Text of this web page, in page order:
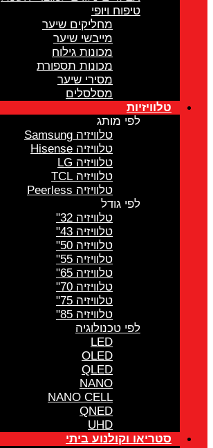
טיפוח ויופי
מחליקים שיער
מייבשי שיער
מכונות גילוח
מכונות תספורת
מסירי שיער
מסלסלים
טלוויזיות
לפי מותג
טלוויזיה Samsung
טלוויזיה Hisense
טלוויזיה LG
טלוויזיה TCL
טלוויזיה Peerless
לפי גודל
טלוויזיה 32"
טלוויזיה 43"
טלוויזיה 50"
טלוויזיה 55"
טלוויזיה 65"
טלוויזיה 70"
טלוויזיה 75"
טלוויזיה 85"
לפי טכנולוגיה
LED
OLED
QLED
NANO
NANO CELL
QNED
UHD
סטריאו וקולנוע ביתי